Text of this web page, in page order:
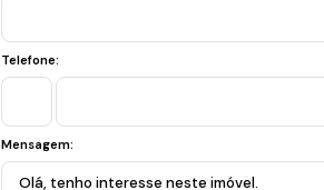
Telefone:
Mensagem: